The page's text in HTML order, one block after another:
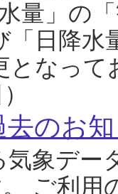
量」の
「日降
となっ
去のお
象デー
ご利用